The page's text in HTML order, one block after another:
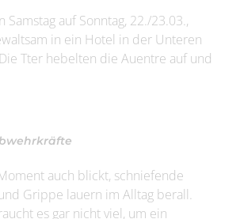
Samstag auf Sonntag, 22./23.03.,
in ein Hotel in der Unteren
Tter hebelten die Auentre auf und
auch blickt, schniefende
Grippe lauern im Alltag berall.
es gar nicht viel, um ein